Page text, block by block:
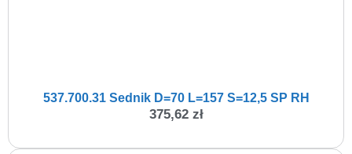
537.700.31 Sednik D=70 L=157 S=12,5 SP RH
375,62 zł